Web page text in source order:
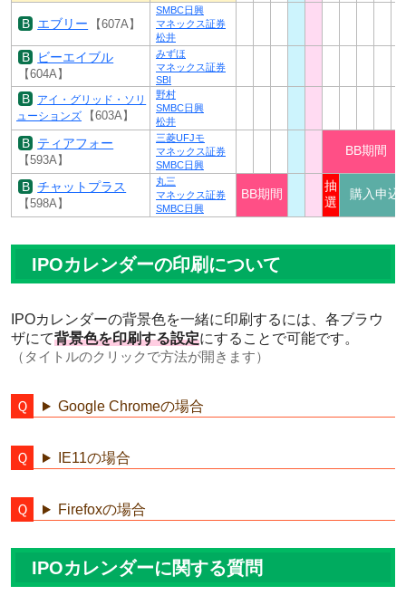
エブリー 【607A】
SMBC日興
マネックス証券
松井
ビーエイブル
【604A】
みずほ
マネックス証券
SBI
アイ・グリッド・ソリ
ューションズ
【603A】
野村
SMBC日興
松井
ティアフォー
【593A】
三菱UFJモ
マネックス証券
SMBC日興
BB期間
チャットプラス
【598A】
丸三
マネックス証券
SMBC日興
BB期間
抽
選
購入申込
IPOカレンダーの印刷について
IPOカレンダーの背景色を一緒に印刷するには、各ブラウ
ザにて背景色を印刷する設定にすることで可能です。
（タイトルのクリックで方法が開きます）
Google Chromeの場合
IE11の場合
Firefoxの場合
IPOカレンダーに関する質問